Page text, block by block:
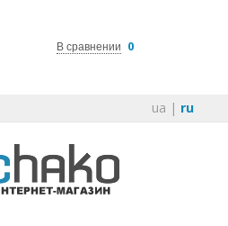
В сравнении 0
ua | ru